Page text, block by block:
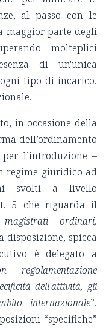
al passo con le
maggior parte degli
molteplici
di un'unica
tipo di incarico,
in occasione della
dell’ordinamento
l’introduzione –
regime giuridico ad
svolti a livello
5 che riguarda il
ordinari,
disposizione, spicca
è delegato a
regolamentazione
dell'attività, gli
internazionale”,
“specifiche”